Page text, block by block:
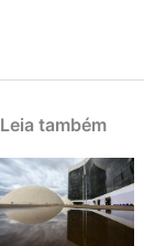
Leia também